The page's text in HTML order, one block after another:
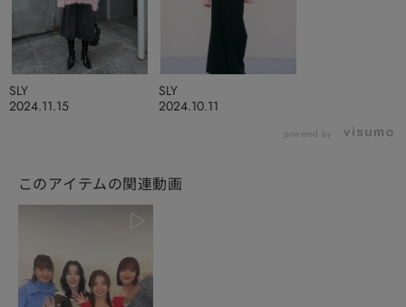
2024.11.15
SLY
2024.10.11
SLY
powered by
このアイテムの関連動画